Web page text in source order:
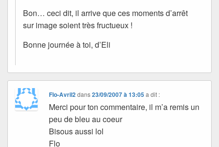
Bon… ceci dit, il arrive que ces moments d’arrêt
sur image soient très fructueux !
Bonne journée à toi, d’Eli
Flo-Avril2dans23/09/2007 à 13:05 a dit :
Merci pour ton commentaire, il m’a remis un
peu de bleu au coeur
Bisous aussi lol
Flo